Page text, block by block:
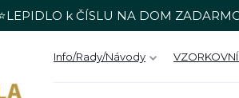
k ČÍSLU NA DOM
Info/Rady/Návody